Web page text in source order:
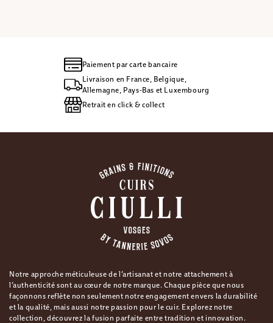
Paiement par carte bancaire
Livraison en France, Belgique,
Allemagne, Pays-Bas et Luxembourg
Retrait en click & collect
Notre approche méticuleuse de l’artisanat et notre attachement à
l’authenticité sont au cœur de notre marque. Chaque pièce que nous
façonnons reflète non seulement notre engagement envers la durabilité
et la qualité, mais aussi notre passion pour le cuir. Explorez notre
collection, découvrez la fusion parfaite entre tradition et innovation.